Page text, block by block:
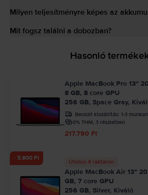
Milyen teljesítményre képes az
Mit fogsz találni a dobozban?
Hasonló
Apple MacBook Pro 13″
8 GB, 8 core GPU
256 GB, Space Gray,
Becsült kiszállítás: 1-3
0% THM, 3 részletben
217.790 Ft
- 5.800 Ft
Utolsó 4 raktáron
Apple MacBook Air 13″
GB, 7 core GPU
256 GB, Silver, Kiváló